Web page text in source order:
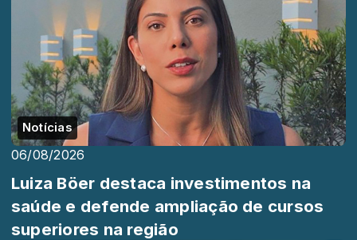
Notícias
06/08/2026
Luiza Böer destaca investimentos na
saúde e defende ampliação de cursos
superiores na região